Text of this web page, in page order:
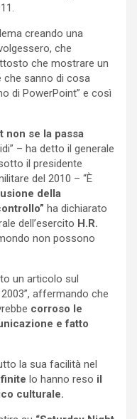
creando una
che
che mostrare un
che sanno di cosa
di PowerPoint” e così
non se la passa
– ha detto il generale
il presidente
del 2010 – “È
della
ha dichiarato
dell’esercito H.R.
non possono
un articolo sul
affermando che
corroso le
e fatto
la sua facilità nel
lo hanno reso il
culturale.